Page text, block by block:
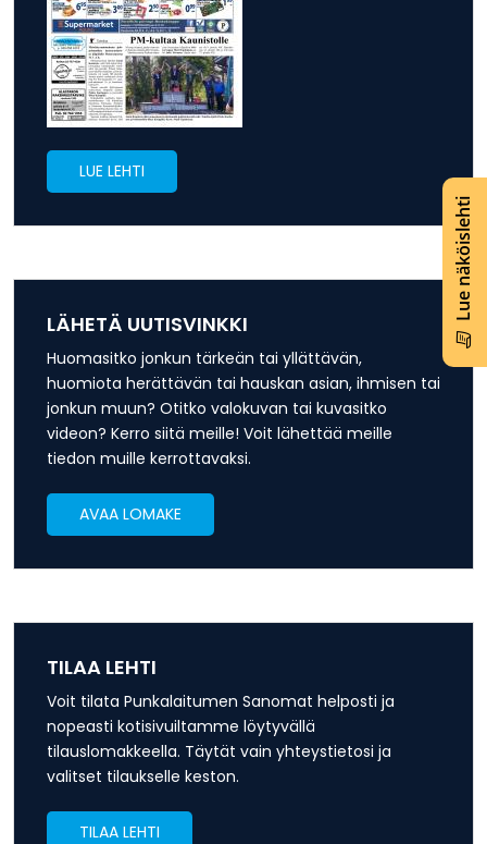
Lue näköislehti
LUE LEHTI
LÄHETÄ UUTISVINKKI
Huomasitko jonkun tärkeän tai yllättävän,
huomiota herättävän tai hauskan asian, ihmisen tai
jonkun muun? Otitko valokuvan tai kuvasitko
videon? Kerro siitä meille! Voit lähettää meille
tiedon muille kerrottavaksi.
AVAA LOMAKE
TILAA LEHTI
Voit tilata Punkalaitumen Sanomat helposti ja
nopeasti kotisivuiltamme löytyvällä
tilauslomakkeella. Täytät vain yhteystietosi ja
valitset tilaukselle keston.
TILAA LEHTI